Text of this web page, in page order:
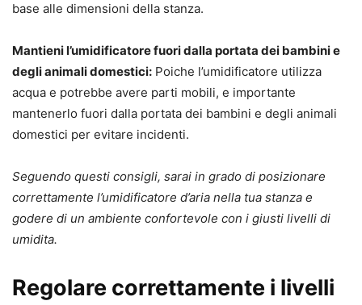
base alle dimensioni della stanza.
Mantieni l’umidificatore fuori dalla portata dei bambini e
degli animali domestici: Poiche l’umidificatore utilizza
acqua e potrebbe avere parti mobili, e importante
mantenerlo fuori dalla portata dei bambini e degli animali
domestici per evitare incidenti.
Seguendo questi consigli, sarai in grado di posizionare
correttamente l’umidificatore d’aria nella tua stanza e
godere di un ambiente confortevole con i giusti livelli di
umidita.
Regolare correttamente i livelli